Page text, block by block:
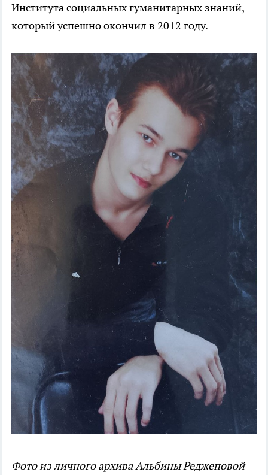
Института социальных гуманитарных знаний,
который успешно окончил в 2012 году.
Фото из личного архива Альбины Реджеповой